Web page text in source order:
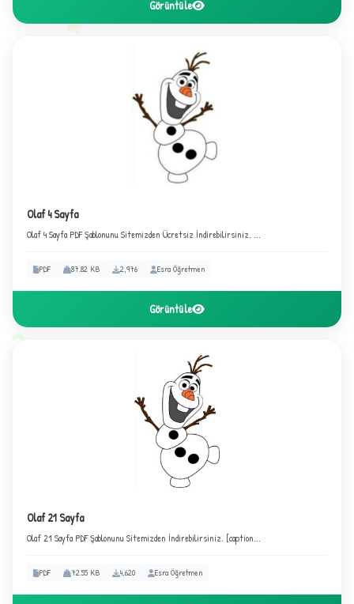
Görüntüle
Olaf 4 Sayfa
Olaf 4 Sayfa PDF Şablonunu Sitemizden Ücretsiz İndirebilirsiniz. ...
PDF 87.82 KB 2,976 Esra Öğretmen
Görüntüle
Olaf 21 Sayfa
Olaf 21 Sayfa PDF Şablonunu Sitemizden İndirebilirsiniz. [caption...
PDF 72.55 KB 4,620 Esra Öğretmen
2
★